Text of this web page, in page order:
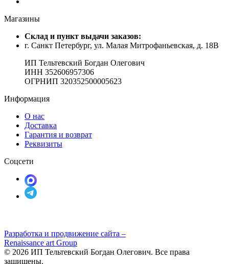
Магазины
Cклад и пункт выдачи заказов:
г. Санкт Петербург, ул. Малая Митрофаньевская, д. 18В
ИП Тельтевский Богдан Олегович
ИНН 352606957306
ОГРНИП 320352500005623
Информация
О нас
Доставка
Гарантия и возврат
Реквизиты
Соцсети
Разработка и продвижение сайта –
Renaissance art Group
© 2026 ИП Тельтевский Богдан Олегович. Все права
защищены.